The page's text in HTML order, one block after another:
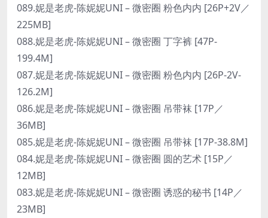
089.妮是老虎-陈妮妮UNI – 微密圈 粉色内内 [26P+2V／
225MB]
088.妮是老虎-陈妮妮UNI – 微密圈 丁字裤 [47P-
199.4M]
087.妮是老虎-陈妮妮UNI – 微密圈 粉色内内 [26P-2V-
126.2M]
086.妮是老虎-陈妮妮UNI – 微密圈 吊带袜 [17P／
36MB]
085.妮是老虎-陈妮妮UNI – 微密圈 吊带袜 [17P-38.8M]
084.妮是老虎-陈妮妮UNI – 微密圈 圆的艺术 [15P／
12MB]
083.妮是老虎-陈妮妮UNI – 微密圈 诱惑的秘书 [14P／
23MB]